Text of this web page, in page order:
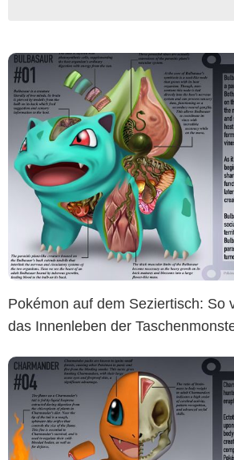
Pokémon auf dem Seziertisch: So
das Innenleben der